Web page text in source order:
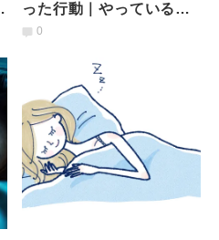
った行動｜やっている、
あるいは、やらないまま
0